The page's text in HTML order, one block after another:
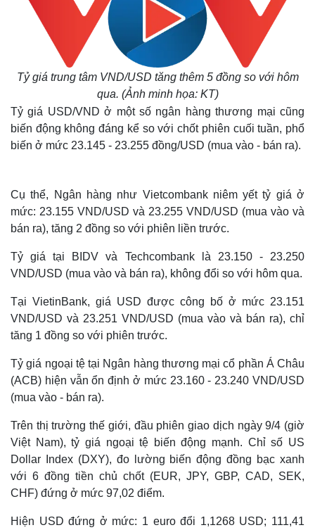
Tỷ giá trung tâm VND/USD tăng thêm 5 đồng so với hôm
qua. (Ảnh minh họa: KT)
Tỷ giá USD/VND ở một số ngân hàng thương mại cũng
biến động không đáng kể so với chốt phiên cuối tuần, phổ
biến ở mức 23.145 - 23.255 đồng/USD (mua vào - bán ra).
Cụ thể, Ngân hàng như Vietcombank niêm yết tỷ giá ở
mức: 23.155 VND/USD và 23.255 VND/USD (mua vào và
bán ra), tăng 2 đồng so với phiên liền trước.
Tỷ giá tại BIDV và Techcombank là 23.150 - 23.250
VND/USD (mua vào và bán ra), không đổi so với hôm qua.
Tại VietinBank, giá USD được công bố ở mức 23.151
VND/USD và 23.251 VND/USD (mua vào và bán ra), chỉ
tăng 1 đồng so với phiên trước.
Tỷ giá ngoại tệ tại Ngân hàng thương mại cổ phần Á Châu
(ACB) hiện vẫn ổn định ở mức 23.160 - 23.240 VND/USD
(mua vào - bán ra).
Trên thị trường thế giới, đầu phiên giao dịch ngày 9/4 (giờ
Việt Nam), tỷ giá ngoại tệ biến động mạnh. Chỉ số US
Dollar Index (DXY), đo lường biến động đồng bạc xanh
với 6 đồng tiền chủ chốt (EUR, JPY, GBP, CAD, SEK,
CHF) đứng ở mức 97,02 điểm.
Hiện USD đứng ở mức: 1 euro đổi 1,1268 USD; 111,41